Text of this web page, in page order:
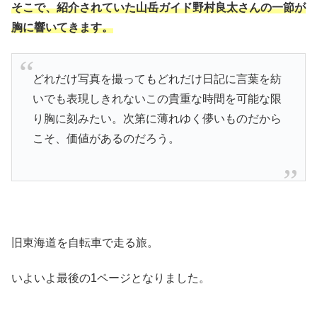
そこで、紹介されていた山岳ガイド野村良太さんの一節が
胸に響いてきます。
どれだけ写真を撮ってもどれだけ日記に言葉を紡
いでも表現しきれないこの貴重な時間を可能な限
り胸に刻みたい。次第に薄れゆく儚いものだから
こそ、価値があるのだろう。
旧東海道を自転車で走る旅。
いよいよ最後の1ページとなりました。